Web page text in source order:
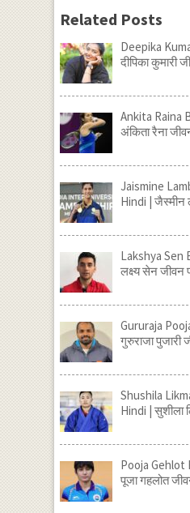
Related Posts
Deepika
दीपिका कुमारी
Ankita Raina
अंकिता रैना
Jaismine
Hindi | जैस्मीन
Lakshya Sen
लक्ष्य सेन जीवन
Gururaja
गुरुराजा पुजारी
Shushila
Hindi | सुशीला
Pooja Gehlot
पूजा गहलोत